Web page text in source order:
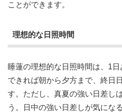
ことができます。
理想的な日照時間
睡蓮の理想的な日照時間は、1日
できれば朝から夕方まで、終日
す。ただし、真夏の強い日差し
う。日中の強い日差しが気にな